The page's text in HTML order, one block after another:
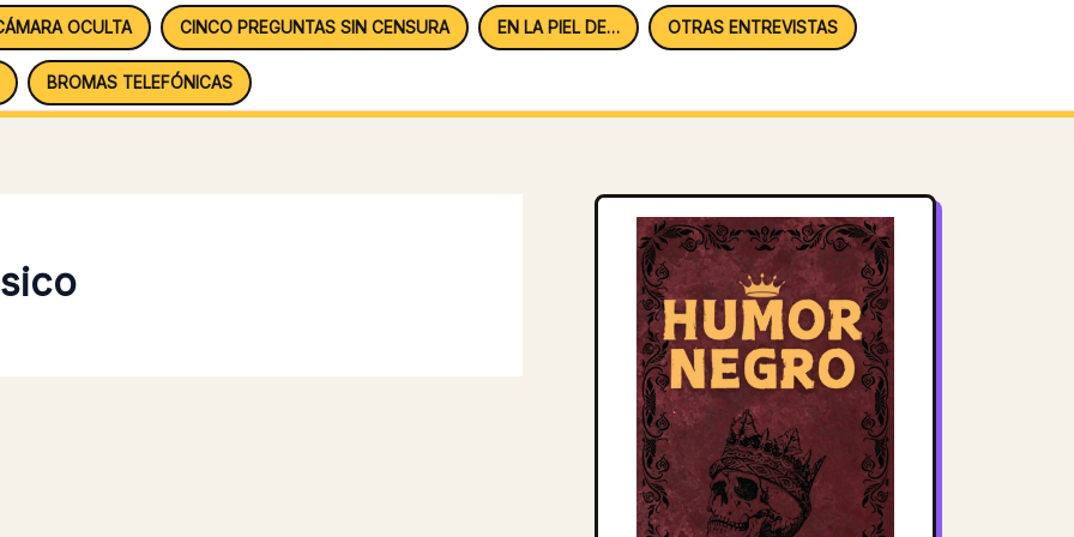
OCULTA CINCO PREGUNTAS SIN CENSURA EN LA PIEL DE… OTRAS ENTREVISTAS
BROMAS TELEFÓNICAS